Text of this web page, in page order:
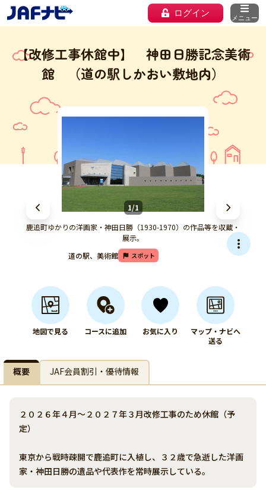
ログイン メニュー
【改修工事休館中】 神田日勝記念美術
館 （道の駅しかおい敷地内）
1/1
鹿追町ゆかりの洋画家・神田日勝（1930-1970）の作品等を収蔵・
展示。
道の駅、美術館
スポット
地図で見る コースに追加 お気に入り
マップ・ナビへ
送る
概要 JAF会員割引・優待情報
２０２６年４月～２０２７年３月改修工事のため休館（予
定）
東京から戦時疎開で鹿追町に入植し、３２歳で急逝した洋画
家・神田日勝の遺品や代表作を常時展示している。